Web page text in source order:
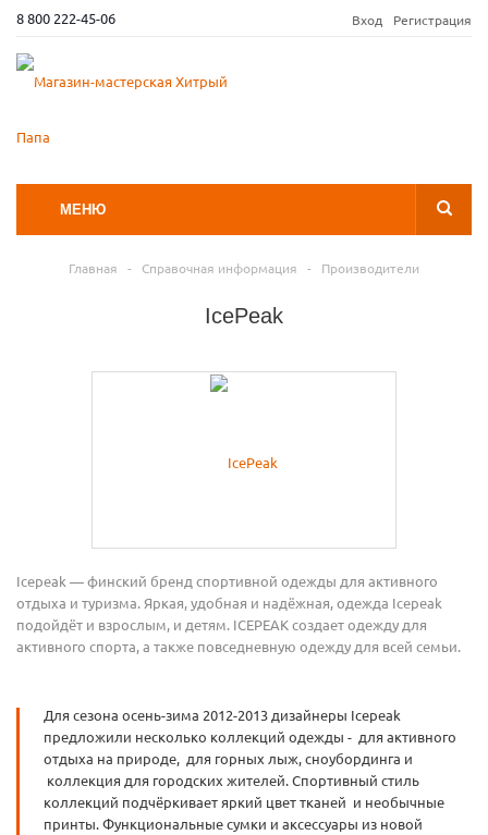
8 800 222-45-06 Вход Регистрация
МЕНЮ
Главная - Справочная информация - Производители
IcePeak
Icepeak — финский бренд спортивной одежды для активного
отдыха и туризма. Яркая, удобная и надёжная, одежда Icepeak
подойдёт и взрослым, и детям. ICEPEAK создает одежду для
активного спорта, а также повседневную одежду для всей семьи.
Для сезона осень-зима 2012-2013 дизайнеры Icepeak
предложили несколько коллекций одежды - для активного
отдыха на природе, для горных лыж, сноубординга и
коллекция для городских жителей. Спортивный стиль
коллекций подчёркивает яркий цвет тканей и необычные
принты. Функциональные сумки и аксессуары из новой